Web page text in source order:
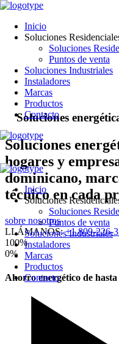
Inicio
Soluciones
Soluciones
Puntos de venta
Soluciones Industriales
Instaladores
Marcas
Productos
Contacto
Inicio
Soluciones
Soluciones
Puntos de venta
Soluciones Industriales
Instaladores
Marcas
Productos
Contacto
Soluciones energétic
Soluciones
hogares y
dominicano,
técnico en cada
sobre nosotros
LLÁMANOS:+1 809-226-
100%
0%
Ahorro energético de hasta